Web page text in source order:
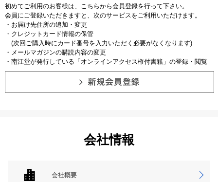
初めてご利用のお客様は、こちらから会員登録を行って下さい。
会員にご登録いただきますと、次のサービスをご利用いただけます。
・お届け先住所の追加・変更
・クレジットカード情報の保管
(次回ご購入時にカード番号を入力いただく必要がなくなります)
・メールマガジンの購読内容の変更
・南江堂が発行している「オンラインアクセス権付書籍」の登録・閲覧
会社情報
会社概要